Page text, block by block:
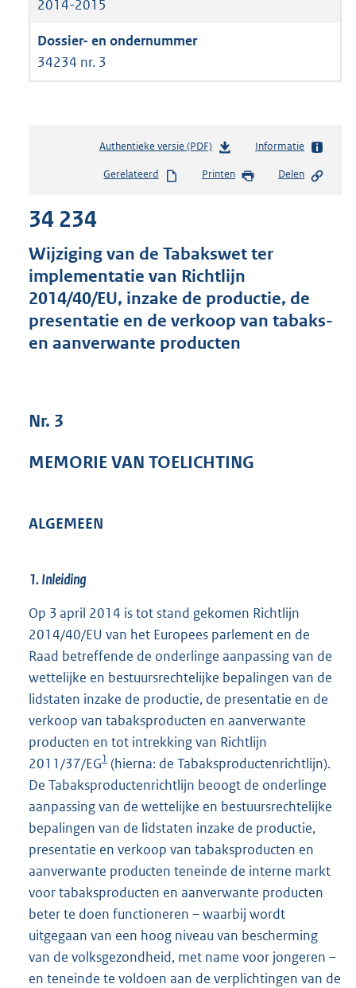
2014-2015
34234 nr. 3
Authentieke versie (PDF)b
s
s
g
r
o
t
Informatie
Gerelateerd Printen Delen
34 234
Wijziging van de Tabakswet ter
implementatie van Richtlijn
2014/40/EU, inzake de productie, de
presentatie en de verkoop van tabaks-
en aanverwante producten
Nr. 3
MEMORIE VAN TOELICHTING
ALGEMEEN
1. Inleiding
Op 3 april 2014 is tot stand gekomen Richtlijn
2014/40/EU van het Europees parlement en de
Raad betreffende de onderlinge aanpassing van de
wettelijke en bestuursrechtelijke bepalingen van de
lidstaten inzake de productie, de presentatie en de
verkoop van tabaksproducten en aanverwante
producten en tot intrekking van Richtlijn
2011/37/EG1 (hierna: de Tabaksproductenrichtlijn).
De Tabaksproductenrichtlijn beoogt de onderlinge
aanpassing van de wettelijke en bestuursrechtelijke
bepalingen van de lidstaten inzake de productie,
presentatie en verkoop van tabaksproducten en
aanverwante producten teneinde de interne markt
voor tabaksproducten en aanverwante producten
beter te doen functioneren – waarbij wordt
uitgegaan van een hoog niveau van bescherming
van de volksgezondheid, met name voor jongeren –
en teneinde te voldoen aan de verplichtingen van de